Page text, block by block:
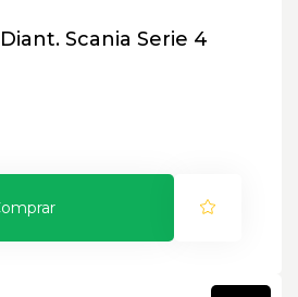
Scania Serie 4